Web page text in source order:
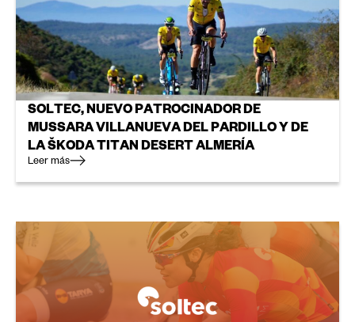
SOLTEC, NUEVO PATROCINADOR DE
MUSSARA VILLANUEVA DEL PARDILLO Y DE
LA ŠKODA TITAN DESERT ALMERÍA
Leer más